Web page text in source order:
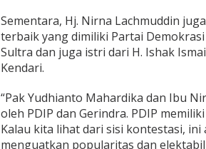
l
i
K
o
K
e
n
d
a
Sementara, Hj. Nirna Lachmuddin
terbaik yang dimiliki Partai
Sultra dan juga istri dari H. Ishak
Kendari.
“Pak Yudhianto Mahardika dan Ibu
oleh PDIP dan Gerindra. PDIP
Kalau kita lihat dari sisi kontestasi,
menguatkan popularitas dan